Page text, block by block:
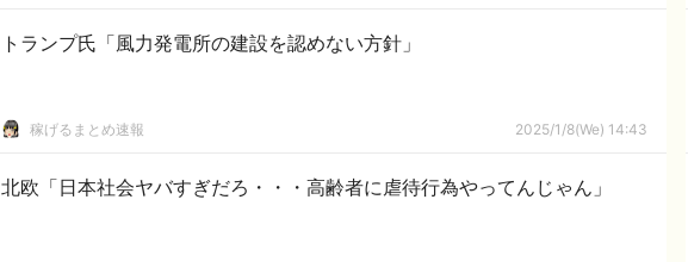
トランプ氏「風力発電所の建設を認めない方針」
稼げるまとめ速報 2025/1/8(We) 14:43
北欧「日本社会ヤバすぎだろ・・・高齢者に虐待行為やってんじゃん」